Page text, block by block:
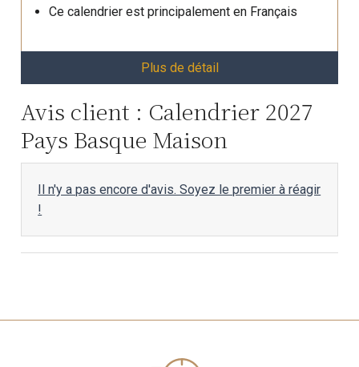
Ce calendrier est principalement en Français
Plus de détail
Avis client : Calendrier 2027
Pays Basque Maison
Il n'y a pas encore d'avis. Soyez le premier à réagir
!